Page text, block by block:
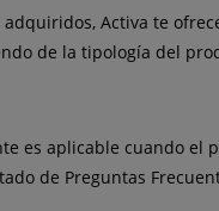
Activa te
de la tipología del
es aplicable cuando el
de Preguntas